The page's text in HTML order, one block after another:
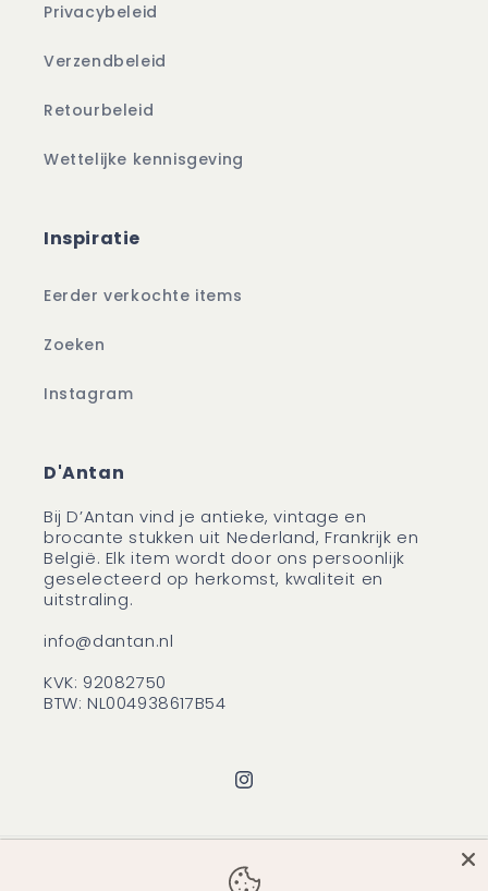
Privacybeleid
Verzendbeleid
Retourbeleid
Wettelijke kennisgeving
Inspiratie
Eerder verkochte items
Zoeken
Instagram
D'Antan
Bij D’Antan vind je antieke, vintage en
brocante stukken uit Nederland, Frankrijk en
België. Elk item wordt door ons persoonlijk
geselecteerd op herkomst, kwaliteit en
uitstraling.
info@dantan.nl
KVK: 92082750
BTW: NL004938617B54
Instagram